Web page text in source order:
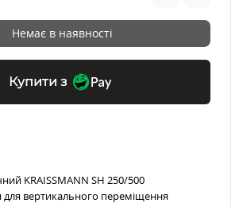
Немає в наявності
Купити з
KRAISSMANN SH 250/500
для вертикального переміщення